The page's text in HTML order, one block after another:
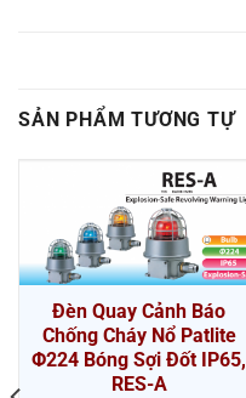
SẢN PHẨM TƯƠNG TỰ
Đèn Quay Cảnh Báo
Chống Cháy Nổ Patlite
Φ224 Bóng Sợi Đốt IP65,
RES-A